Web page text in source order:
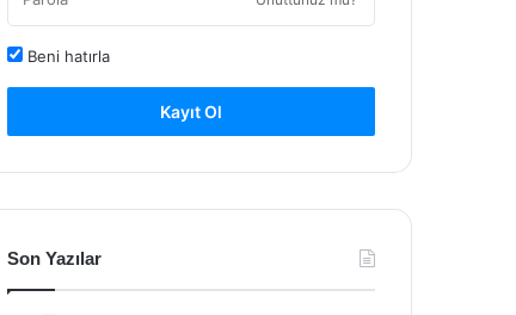
Beni hatırla
Kayıt Ol
Son Yazılar